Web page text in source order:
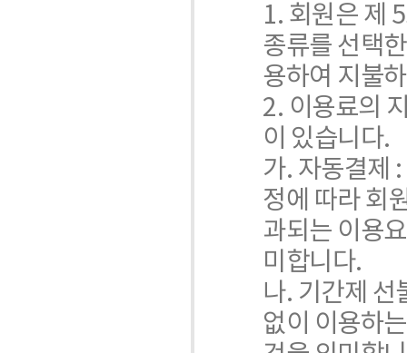
1. 회원은 제
종류를 선택
용하여 지불
2. 이용료의
이 있습니다.
가. 자동결제
정에 따라 회
과되는 이용
미합니다.
나. 기간제 선
없이 이용하